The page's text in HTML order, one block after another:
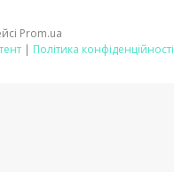
Prom.ua
| Політика конфіденційності